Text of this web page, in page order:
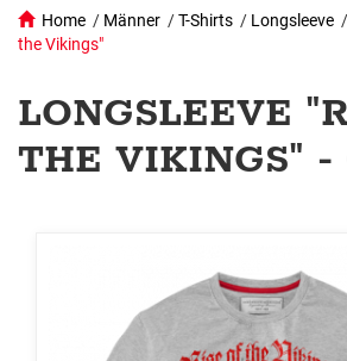
Home / Männer /T-Shirts / Longsleeve /
the Vikings"
LONGSLEEVE
THE VIKINGS" -